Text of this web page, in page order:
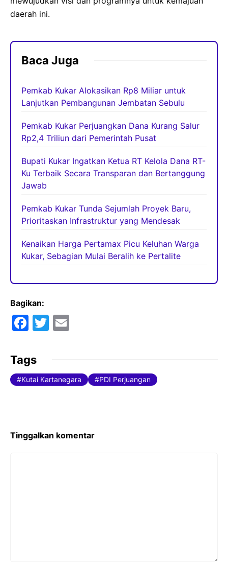
daerah ini.
Baca Juga
Pemkab Kukar Alokasikan Rp8 Miliar untuk
Lanjutkan Pembangunan Jembatan Sebulu
Pemkab Kukar Perjuangkan Dana Kurang Salur
Rp2,4 Triliun dari Pemerintah Pusat
Bupati Kukar Ingatkan Ketua RT Kelola Dana RT-
Ku Terbaik Secara Transparan dan Bertanggung
Jawab
Pemkab Kukar Tunda Sejumlah Proyek Baru,
Prioritaskan Infrastruktur yang Mendesak
Kenaikan Harga Pertamax Picu Keluhan Warga
Kukar, Sebagian Mulai Beralih ke Pertalite
Bagikan:
F
c
e
b
k
T
er l
Tags
Kutai Kartanegara PDI Perjuangan
Tinggalkan komentar